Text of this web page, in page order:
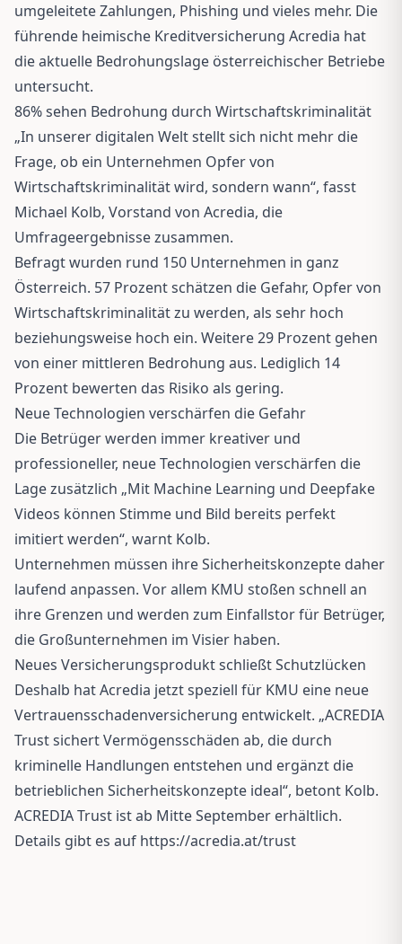
umgeleitete Zahlungen, Phishing und vieles mehr. Die
führende heimische Kreditversicherung Acredia hat
die aktuelle Bedrohungslage österreichischer Betriebe
untersucht.
86% sehen Bedrohung durch Wirtschaftskriminalität
„In unserer digitalen Welt stellt sich nicht mehr die
Frage, ob ein Unternehmen Opfer von
Wirtschaftskriminalität wird, sondern wann“, fasst
Michael Kolb, Vorstand von Acredia, die
Umfrageergebnisse zusammen.
Befragt wurden rund 150 Unternehmen in ganz
Österreich. 57 Prozent schätzen die Gefahr, Opfer von
Wirtschaftskriminalität zu werden, als sehr hoch
beziehungsweise hoch ein. Weitere 29 Prozent gehen
von einer mittleren Bedrohung aus. Lediglich 14
Prozent bewerten das Risiko als gering.
Neue Technologien verschärfen die Gefahr
Die Betrüger werden immer kreativer und
professioneller, neue Technologien verschärfen die
Lage zusätzlich „Mit Machine Learning und Deepfake
Videos können Stimme und Bild bereits perfekt
imitiert werden“, warnt Kolb.
Unternehmen müssen ihre Sicherheitskonzepte daher
laufend anpassen. Vor allem KMU stoßen schnell an
ihre Grenzen und werden zum Einfallstor für Betrüger,
die Großunternehmen im Visier haben.
Neues Versicherungsprodukt schließt Schutzlücken
Deshalb hat Acredia jetzt speziell für KMU eine neue
Vertrauensschadenversicherung entwickelt. „ACREDIA
Trust sichert Vermögensschäden ab, die durch
kriminelle Handlungen entstehen und ergänzt die
betrieblichen Sicherheitskonzepte ideal“, betont Kolb.
ACREDIA Trust ist ab Mitte September erhältlich.
Details gibt es auf https://acredia.at/trust